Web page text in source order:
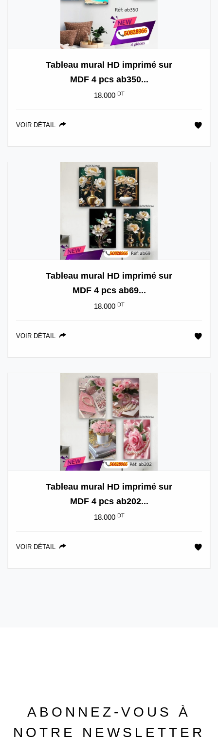
Tableau mural HD imprimé sur
MDF 4 pcs ab350...
18.000 DT
VOIR DÉTAIL
Tableau mural HD imprimé sur
MDF 4 pcs ab69...
18.000 DT
VOIR DÉTAIL
Tableau mural HD imprimé sur
MDF 4 pcs ab202...
18.000 DT
VOIR DÉTAIL
ABONNEZ-VOUS À
NOTRE NEWSLETTER